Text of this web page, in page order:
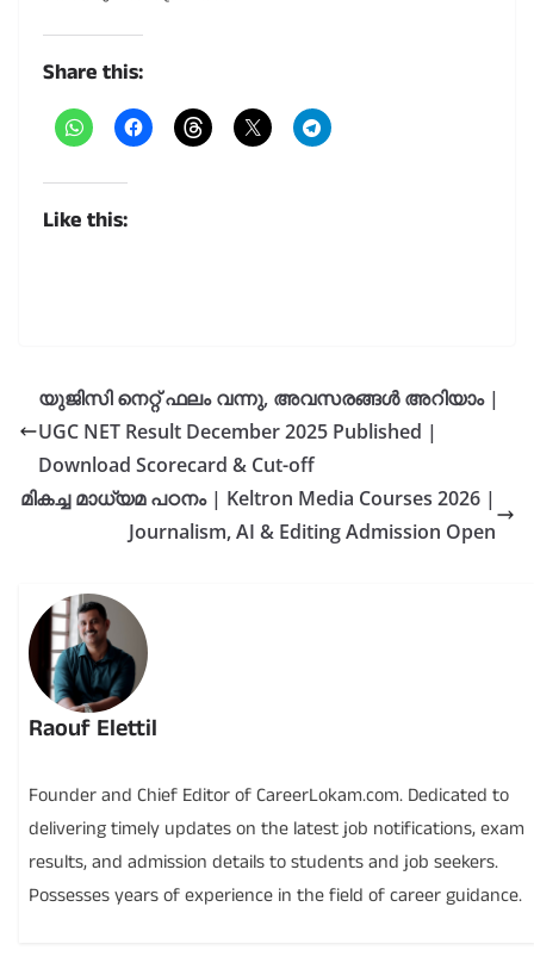
Share this:
Like this:
യുജിസി നെറ്റ് ഫലം വന്നു, അവസരങ്ങൾ അറിയാം |
UGC NET Result December 2025 Published |
Download Scorecard & Cut-off
മികച്ച മാധ്യമ പഠനം | Keltron Media Courses 2026 |
Journalism, AI & Editing Admission Open
Raouf Elettil
Founder and Chief Editor of CareerLokam.com. Dedicated to
delivering timely updates on the latest job notifications, exam
results, and admission details to students and job seekers.
Possesses years of experience in the field of career guidance.